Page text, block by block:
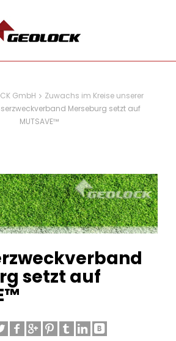
GmbH
Zuwachs im Kreise unserer
Merseburg setzt auf
MUTSAVE™
setzt auf